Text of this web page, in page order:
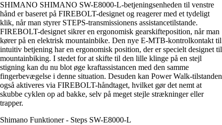
SHIMANO SHIMANO SW-E8000-L-betjeningsenheden til venstre
hånd er baseret på FIREBOLT-designet og reagerer med et tydeligt
klik, når man styrer STEPS-transmissionens assistancetilstande.
FIREBOLT-designet sikrer en ergonomisk gearskifteposition, når man
kører på en elektrisk mountainbike. Den nye E-MTB-kontrolkontakt til
intuitiv betjening har en ergonomisk position, der er specielt designet til
mountainbiking. I stedet for at skifte til den lille klinge på en stejl
stigning kan du nu blot øge kraftassistancen med den samme
fingerbevægelse i denne situation. Desuden kan Power Walk-tilstanden
også aktiveres via FIREBOLT-håndtaget, hvilket gør det nemt at
skubbe cyklen op ad bakke, selv på meget stejle strækninger eller
trapper.
Shimano Funktioner - Steps SW-E8000-L